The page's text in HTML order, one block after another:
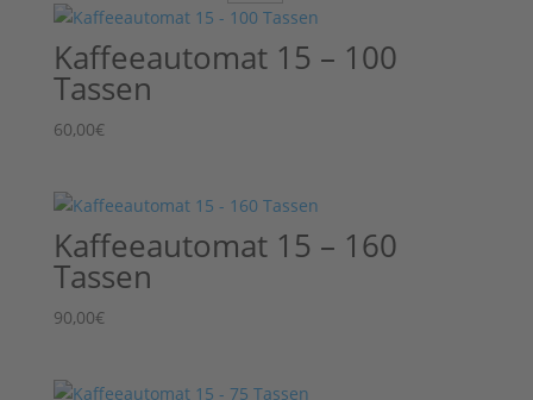
Kaffeeautomat 15 – 100
Tassen
60,00€
Kaffeeautomat 15 – 160
Tassen
90,00€